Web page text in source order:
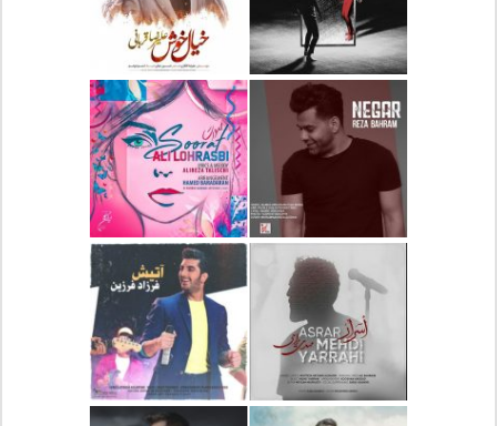
دانلود آلبوم جدید سیروان
خسروی بنام مونولوگ
دانلود آهنگ جدید علیرضا
قربانی بنام خیال خوش
دانلود آهنگ جدید رضا
بهرام بنام نگار
دانلود آهنگ جدید علی
لهراسبی بنام صورت